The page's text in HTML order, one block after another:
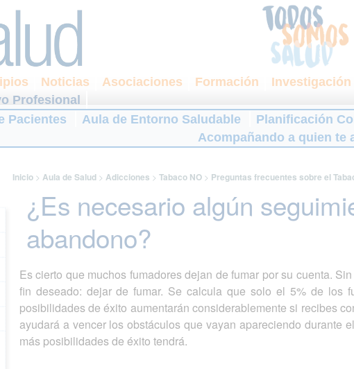
Noticias Asociaciones Formación Investigación
Profesional
Pacientes Aula de Entorno Saludable Planificación
Acompañando a quien te
Inicio> Aula de Salud> Adicciones > Tabaco NO> Preguntas frecuentes sobre el
¿Es necesario algún
abandono?
Es cierto que muchos fumadores dejan de fumar por su cuenta.
fin deseado: dejar de fumar. Se calcula que solo el 5% de los
posibilidades de éxito aumentarán considerablemente si recibes
ayudará a vencer los obstáculos que vayan apareciendo durante
más posibilidades de éxito tendrá.